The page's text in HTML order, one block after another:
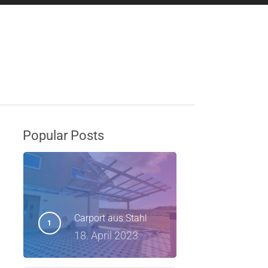
Popular Posts
Carport aus Stahl
18. April 2023